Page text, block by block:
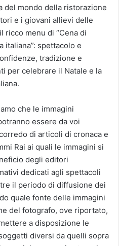
del mondo della ristorazione
e i giovani allievi delle
ricco menu di “Cena di
italiana”: spettacolo e
tradizione e
per celebrare il Natale e la
che le immagini
essere da voi
di articoli di cronaca e
Rai ai quali le immagini si
degli editori
dedicati agli spettacoli
il periodo di diffusione dei
quale fonte delle immagini
del fotografo, ove riportato,
a disposizione le
diversi da quelli sopra